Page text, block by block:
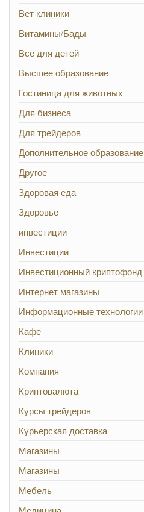
Вет клиники
Витамины/Бады
Всё для детей
Высшее образование
Гостиница для животных
Для бизнеса
Для трейдеров
Дополнительное образование
Другое
Здоровая еда
Здоровье
инвестиции
Инвестиции
Инвестиционный криптофонд
Интернет магазины
Информационные технологии
Кафе
Клиники
Компания
Криптовалюта
Курсы трейдеров
Курьерская доставка
Магазины
Магазины
Мебель